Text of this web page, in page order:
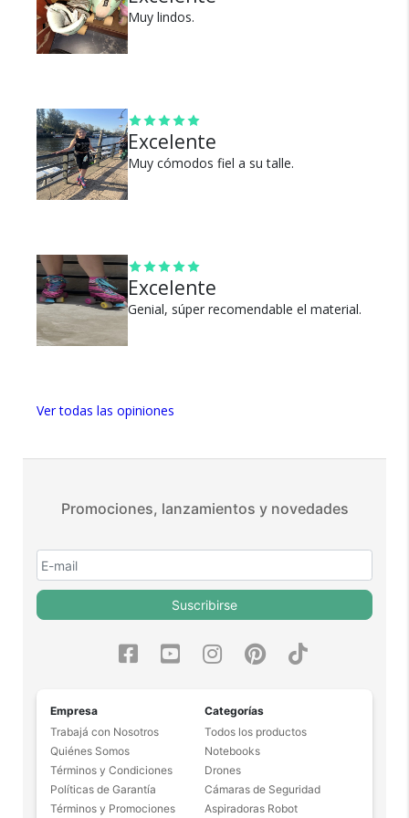
Muy lindos.
Excelente
Muy cómodos fiel a su talle.
Excelente
Genial, súper recomendable el material.
Ver todas las opiniones
Cambios y Devoluciones
Te damos 30 días de prueba.
Si no es lo que esperabas, te devolvemos tu
seguros?
100% de calificaciones
Más de 15.000 comentarios
productos.
envíos.
nosotros.
Promociones, lanzamientos y novedades
Suscribirse
Empresa
Trabajá con Nosotros
Quiénes Somos
Términos y Condiciones
Políticas de Garantía
Términos y Promociones
Categorías
Todos los productos
Notebooks
Drones
Cámaras de Seguridad
Aspiradoras Robot